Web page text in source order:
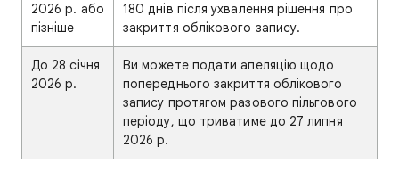
2026 р. або
пізніше
180 днів після ухвалення рішення про
закриття облікового запису.
До 28 січня
2026 р.
Ви можете подати апеляцію щодо
попереднього закриття облікового
запису протягом разового пільгового
періоду, що триватиме до 27 липня
2026 р.